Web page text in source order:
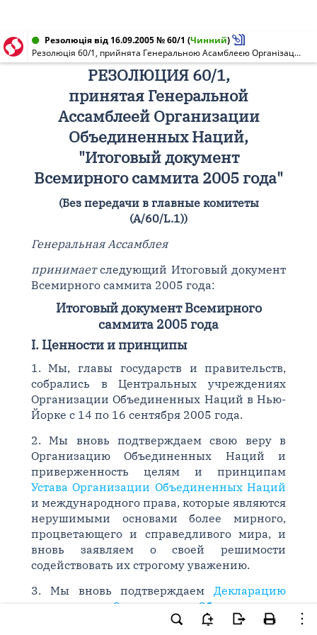
Резолюція від 16.09.2005 № 60/1 (Чинний)
Резолюція 60/1, прийнята Генеральною Асамблеєю Організації Об'єднаних Націй, "Підсумковий документ Всесвітнього саміту 2005 року"
РЕЗОЛЮЦИЯ 60/1,
принятая Генеральной
Ассамблеей Организации
Объединенных Наций,
"Итоговый документ
Всемирного саммита 2005 года"
(Без передачи в главные комитеты
(A/60/L.1))
Генеральная Ассамблея
принимаетследующий Итоговый документ
Всемирного саммита 2005 года:
Итоговый документ Всемирного
саммита 2005 года
I. Ценности и принципы
1. Мы, главы государств и правительств,
собрались в Центральных учреждениях
Организации Объединенных Наций в Нью-
Йорке с 14 по 16 сентября 2005 года.
2. Мы вновь подтверждаем свою веру в
Организацию Объединенных Наций и
приверженность целям и принципам
Устава Организации Объединенных Наций
и международного права, которые являются
нерушимыми основами более мирного,
процветающего и справедливого мира, и
вновь заявляем о своей решимости
содействовать их строгому уважению.
3. Мы вновь подтверждаемДекларацию
тысячелетия Организации Объединенных
, принятую нами на заре XXI века.